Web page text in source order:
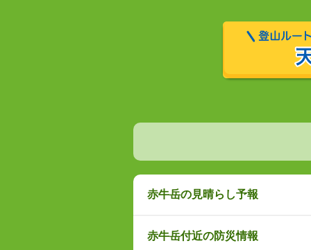
赤牛岳の見晴らし予報
赤牛岳付近の防災情報